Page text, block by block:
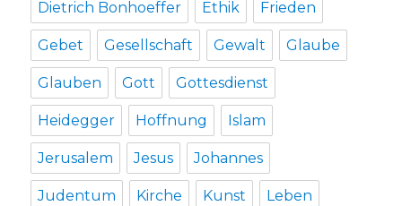
Dietrich Bonhoeffer Ethik Frieden
Gebet Gesellschaft Gewalt Glaube
Glauben Gott Gottesdienst
Heidegger Hoffnung Islam
Jerusalem Jesus Johannes
Judentum Kirche Kunst Leben